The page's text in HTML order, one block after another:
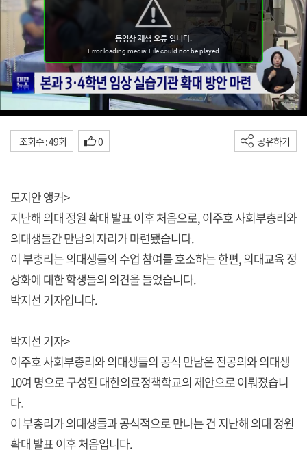
조회수 : 49회 0 공유하기
모지안 앵커>
지난해 의대 정원 확대 발표 이후 처음으로, 이주호 사회부총리와
의대생들간 만남의 자리가 마련됐습니다.
이 부총리는 의대생들의 수업 참여를 호소하는 한편, 의대교육 정
상화에 대한 학생들의 의견을 들었습니다.
박지선 기자입니다.
박지선 기자>
이주호 사회부총리와 의대생들의 공식 만남은 전공의와 의대생
10여 명으로 구성된 대한의료정책학교의 제안으로 이뤄졌습니
다.
이 부총리가 의대생들과 공식적으로 만나는 건 지난해 의대 정원
확대 발표 이후 처음입니다.